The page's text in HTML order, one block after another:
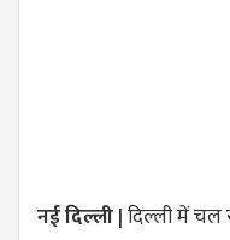
नई दिल्ली |दिल्ली में चल